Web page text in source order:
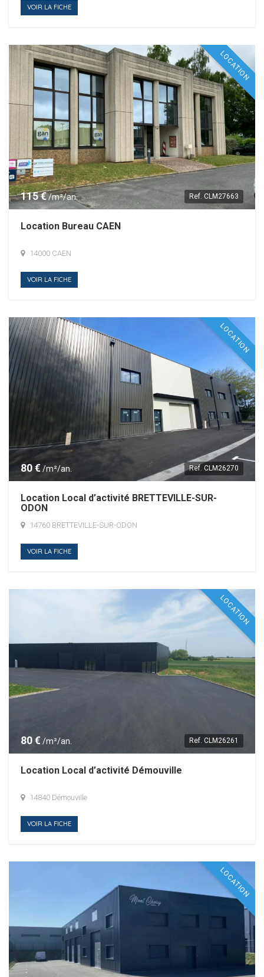
VOIR LA FICHE
LOCATION
115 €/m²/an. Ref. CLM27663
Location Bureau CAEN
14000 CAEN
VOIR LA FICHE
LOCATION
80 €/m²/an. Ref. CLM26270
Location Local d’activité BRETTEVILLE-SUR-
ODON
14760 BRETTEVILLE-SUR-ODON
VOIR LA FICHE
LOCATION
80 €/m²/an. Ref. CLM26261
Location Local d’activité Démouville
14840 Démouville
VOIR LA FICHE
LOCATION